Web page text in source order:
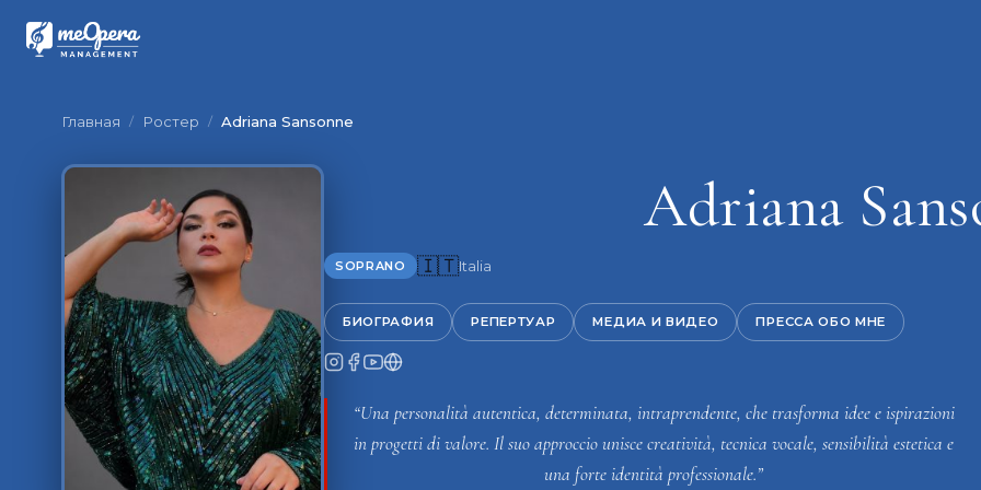
Главная / Ростер / Adriana Sansonne
Adriana
SOPRANO 🇮🇹Italia
БИОГРАФИЯ РЕПЕРТУАР МЕДИА И ВИДЕО ПРЕССА ОБО МНЕ
“Una personalità autentica, determinata, intraprendente, che trasforma idee e ispirazioni
in progetti di valore. Il suo approccio unisce creatività, tecnica vocale, sensibilità estetica e
una forte identità professionale.”